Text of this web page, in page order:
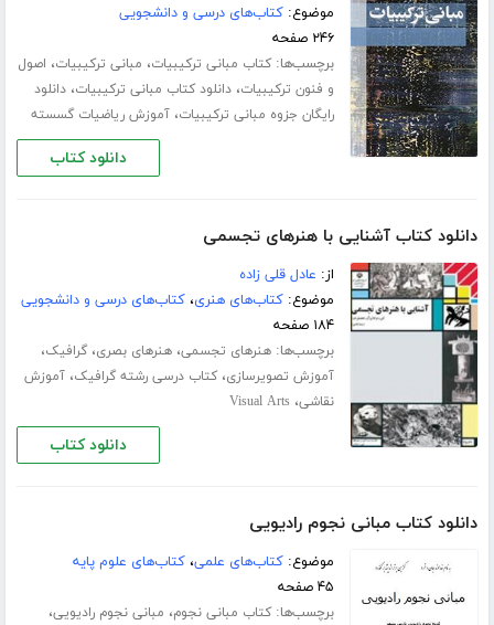
موضوع:کتاب‌های درسی و دانشجویی
۲۴۶ صفحه
برچسب‌ها:کتاب مبانی ترکیبیات، مبانی ترکیبیات، اصول
و فنون ترکیبیات،دانلود کتاب مبانی ترکیبیات،دانلود
رایگان جزوه مبانی ترکیبیات،آموزش ریاضیات گسسته
دانلود کتاب
دانلود کتاب آشنایی با هنرهای تجسمی
از: عادل قلی زاده
موضوع:کتاب‌های هنری،کتاب‌های درسی و دانشجویی
۱۸۴ صفحه
برچسب‌ها:هنرهای تجسمی،هنرهای بصری،گرافیک،
آموزش تصویرسازی،کتاب درسی رشته گرافیک،آموزش
نقاشی،Visual Arts
دانلود کتاب
دانلود کتاب مبانی نجوم رادیویی
موضوع:کتاب‌های علمی،کتاب‌های علوم پایه
۴۵ صفحه
برچسب‌ها:کتاب مبانی نجوم، مبانی نجوم رادیویی،